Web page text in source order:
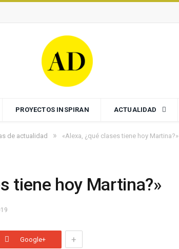
PROYECTOS INSPIRAN ACTUALIDAD
de actualidad » «Alexa, ¿qué clases tiene hoy Martina?»
tiene hoy Martina?»
Google+ +